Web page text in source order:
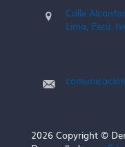
Calle
Lima, Perú.
2026 Copyright ©